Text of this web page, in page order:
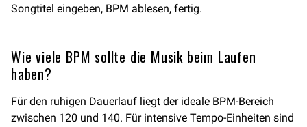
Songtitel eingeben, BPM ablesen, fertig.
Wie viele BPM sollte die Musik beim Laufen
haben?
Für den ruhigen Dauerlauf liegt der ideale BPM-Bereich
zwischen 120 und 140. Für intensive Tempo-Einheiten sind